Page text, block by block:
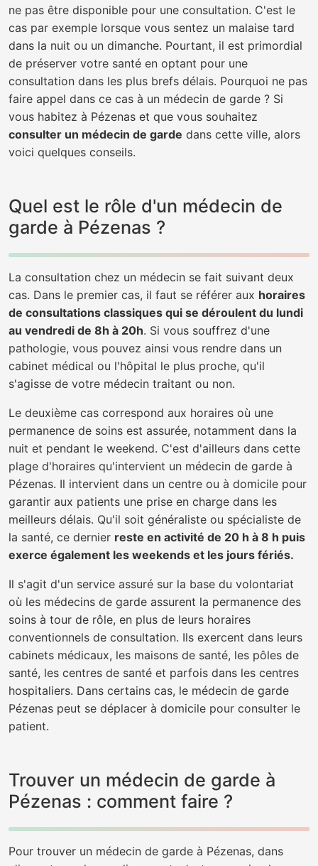
ne pas être disponible pour une consultation. C'est le
cas par exemple lorsque vous sentez un malaise tard
dans la nuit ou un dimanche. Pourtant, il est primordial
de préserver votre santé en optant pour une
consultation dans les plus brefs délais. Pourquoi ne pas
faire appel dans ce cas à un médecin de garde ? Si
vous habitez à Pézenas et que vous souhaitez
consulter un médecin de garde dans cette ville, alors
voici quelques conseils.
Quel est le rôle d'un médecin de
garde à Pézenas ?
La consultation chez un médecin se fait suivant deux
cas. Dans le premier cas, il faut se référer aux horaires
de consultations classiques qui se déroulent du lundi
au vendredi de 8h à 20h. Si vous souffrez d'une
pathologie, vous pouvez ainsi vous rendre dans un
cabinet médical ou l'hôpital le plus proche, qu'il
s'agisse de votre médecin traitant ou non.
Le deuxième cas correspond aux horaires où une
permanence de soins est assurée, notamment dans la
nuit et pendant le weekend. C'est d'ailleurs dans cette
plage d'horaires qu'intervient un médecin de garde à
Pézenas. Il intervient dans un centre ou à domicile pour
garantir aux patients une prise en charge dans les
meilleurs délais. Qu'il soit généraliste ou spécialiste de
la santé, ce dernier reste en activité de 20 h à 8 h puis
exerce également les weekends et les jours fériés.
Il s'agit d'un service assuré sur la base du volontariat
où les médecins de garde assurent la permanence des
soins à tour de rôle, en plus de leurs horaires
conventionnels de consultation. Ils exercent dans leurs
cabinets médicaux, les maisons de santé, les pôles de
santé, les centres de santé et parfois dans les centres
hospitaliers. Dans certains cas, le médecin de garde
Pézenas peut se déplacer à domicile pour consulter le
patient.
Trouver un médecin de garde à
Pézenas : comment faire ?
Pour trouver un médecin de garde à Pézenas, dans